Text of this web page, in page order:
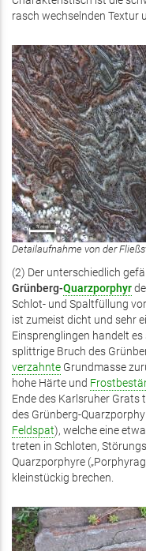
rasch wechselnden Textur
Detailaufnahme von der
(2) Der unterschiedlich
Grünberg-Quarzporphyr
Schlot- und Spaltfüllung
ist zumeist dicht und sehr
Einsprenglingen handelt
splittrige Bruch des
verzahnte Grundmasse
hohe Härte und
Ende des Karlsruher
des Grünberg-
Feldspat), welche eine
treten in Schloten,
Quarzporphyre
kleinstückig brechen.